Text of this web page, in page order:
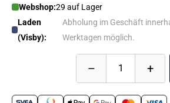
Webshop:29 auf Lager
Laden
(Visby):
Abholung im Geschäft
Werktagen möglich.
– 1 +